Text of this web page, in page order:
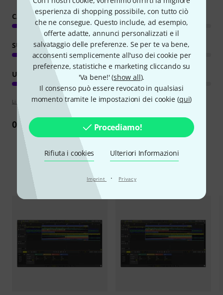
esperienza di shopping possibile, con tutto ciò
che ne consegue. Questo include, ad esempio,
offerte adatte, annunci personalizzati e il
salvataggio delle preferenze. Se per te va bene,
acconsenti semplicemente all'uso dei cookie per
preferenze, statistiche e marketing cliccando su
'Va bene!' (show all).
Il consenso può essere revocato in qualsiasi
momento tramite le impostazioni dei cookie (qui)
Procediamo!
Rifiuta i cookies Ulteriori Informazioni
Imprint · Privacy
CARATTERISTICHE
SUONO/QUALITÁ
UTILIZZO DA COMPUTER
Linee guida per la valutazione
0Recensione
Confronta alternative